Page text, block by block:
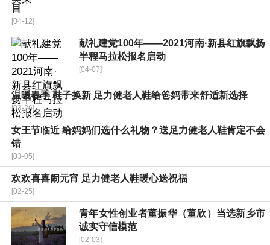
目
[04-12]
献礼建党100年——2021河南·新县红旗飘扬
半程马拉松报名启动
[04-07]
温暖春季 鞋子换新 足力健老人鞋给爸妈带来舒适新选择
[03-26]
女王节临近 给妈妈们选什么礼物？送足力健老人鞋肯定不会
错
[03-05]
欢欢喜喜闹元宵 足力健老人鞋暖心送祝福
[02-25]
青年女性创业者董振华（董欣）当选新乡市
诚实守信模范
[02-03]